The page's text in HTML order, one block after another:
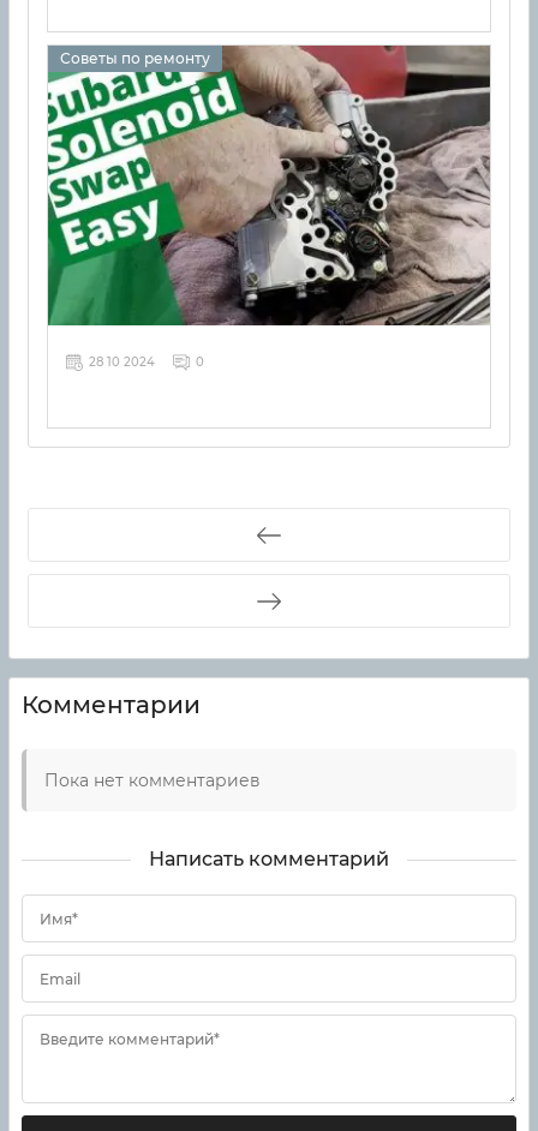
Советы по ремонту
28 10 2024 0
Комментарии
Пока нет комментариев
Написать комментарий
Имя*
Email
Введите комментарий*